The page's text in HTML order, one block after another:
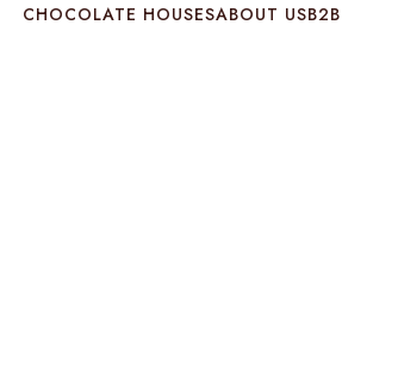
CHOCOLATE HOUSESABOUT USB2B